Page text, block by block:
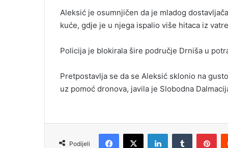
Aleksić je osumnjičen da je mladog
kuće, gdje je u njega ispalio više hitaca iz
Policija je blokirala šire područje Drniša u
Pretpostavlja se da se Aleksić sklonio na
uz pomoć dronova, javila je Slobodna
Podijeli